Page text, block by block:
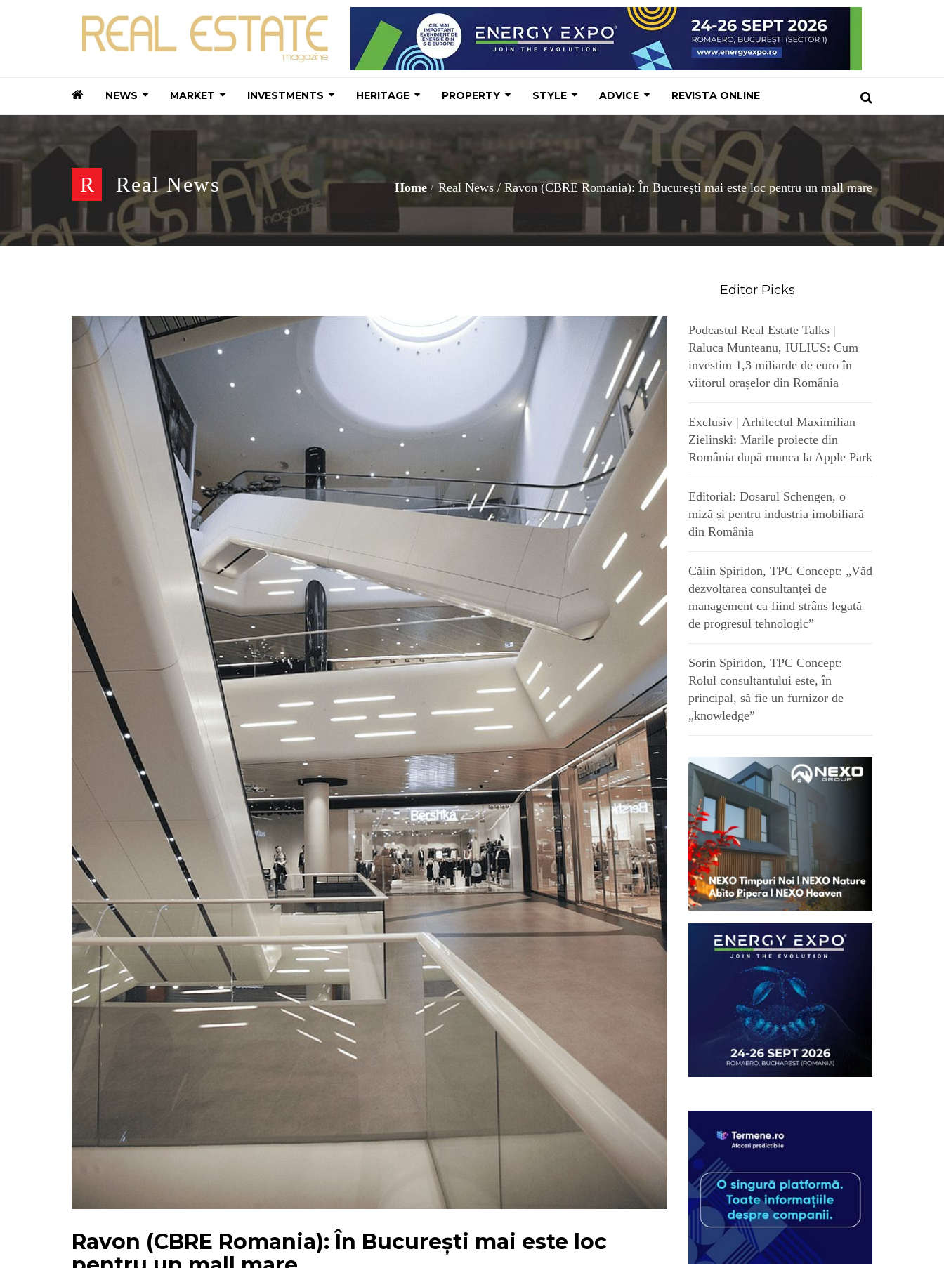
NEWS MARKET INVESTMENTS HERITAGE PROPERTY STYLE ADVICE REVISTA ONLINE
R Real News Home Real News / Ravon (CBRE Romania): În București mai este loc pentru un mall mare
Ravon (CBRE Romania): În București mai este loc
Editor Picks
Podcastul Real Estate Talks |
Raluca Munteanu, IULIUS: Cum
investim 1,3 miliarde de euro în
viitorul orașelor din România
Exclusiv | Arhitectul Maximilian
Zielinski: Marile proiecte din
România după munca la Apple Park
Editorial: Dosarul Schengen, o
miză și pentru industria imobiliară
din România
Călin Spiridon, TPC Concept: „Văd
dezvoltarea consultanței de
management ca fiind strâns legată
de progresul tehnologic”
Sorin Spiridon, TPC Concept:
Rolul consultantului este, în
principal, să fie un furnizor de
„knowledge”